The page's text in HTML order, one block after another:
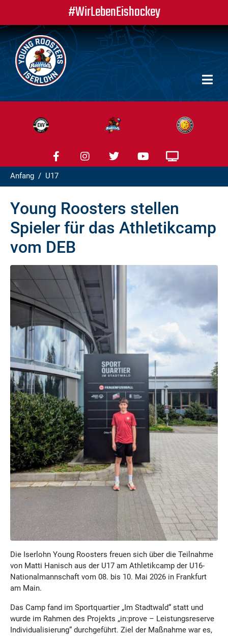
#WirLebenEishockey
Anfang U17
Young Roosters stellen
Spieler für das Athletikcamp
vom DEB
Die Iserlohn Young Roosters freuen sich über die Teilnahme
von Matti Hanisch aus der U17 am Athletikcamp der U16-
Nationalmannschaft vom 08. bis 10. Mai 2026 in Frankfurt
am Main.
Das Camp fand im Sportquartier „Im Stadtwald“ statt und
wurde im Rahmen des Projekts „in:prove – Leistungsreserve
Individualisierung“ durchgeführt. Ziel der Maßnahme war es,